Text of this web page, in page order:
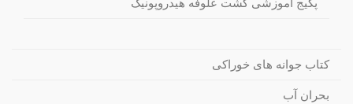
پکیج آموزشی کشت علوفه هیدروپونیک
کتاب جوانه های خوراکی
بحران آب